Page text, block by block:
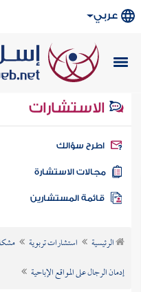
عربي
الاستشارات
سؤالك
الاستشارة
الرئيسية استشارات تربوية
إدمان الرجال على المواقع الإباحية